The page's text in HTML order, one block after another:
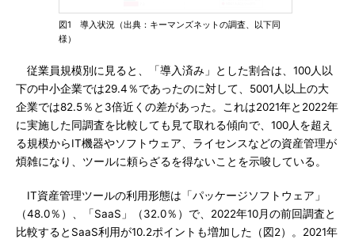
図1 導入状況（出典：キーマンズネットの調査、以下同
様）
従業員規模別に見ると、「導入済み」とした割合は、100人以
下の中小企業では29.4％であったのに対して、5001人以上の大
企業では82.5％と3倍近くの差があった。これは2021年と2022年
に実施した同調査を比較しても見て取れる傾向で、100人を超え
る規模からIT機器やソフトウェア、ライセンスなどの資産管理が
煩雑になり、ツールに頼らざるを得ないことを示唆している。
IT資産管理ツールの利用形態は「パッケージソフトウェア」
（48.0％）、「SaaS」（32.0％）で、2022年10月の前回調査と
比較するとSaaS利用が10.2ポイントも増加した（図2）。2021年